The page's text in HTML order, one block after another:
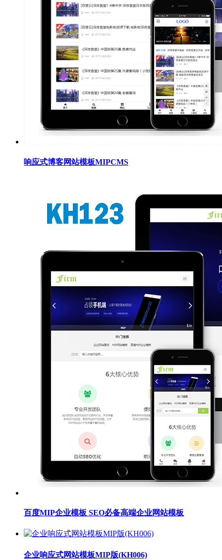
响应式博客网站模板MIPCMS
百度MIP企业模板 SEO必备高端企业网站模板
企业响应式网站模板MIP版(KH006)